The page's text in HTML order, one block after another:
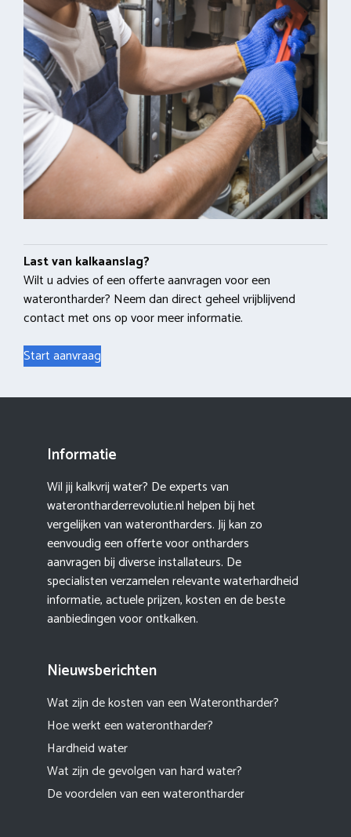
Last van kalkaanslag?
Wilt u advies of een offerte aanvragen voor een
waterontharder? Neem dan direct geheel vrijblijvend
contact met ons op voor meer informatie.
Start aanvraag
Informatie
Wil jij kalkvrij water? De experts van
waterontharderrevolutie.nl helpen bij het
vergelijken van waterontharders. Jij kan zo
eenvoudig een offerte voor ontharders
aanvragen bij diverse installateurs. De
specialisten verzamelen relevante waterhardheid
informatie, actuele prijzen, kosten en de beste
aanbiedingen voor ontkalken.
Nieuwsberichten
Wat zijn de kosten van een Waterontharder?
Hoe werkt een waterontharder?
Hardheid water
Wat zijn de gevolgen van hard water?
De voordelen van een waterontharder